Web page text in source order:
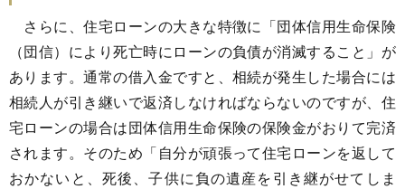
さらに、住宅ローンの大きな特徴に「団体信用生命保険
（団信）により死亡時にローンの負債が消滅すること」が
あります。通常の借入金ですと、相続が発生した場合には
相続人が引き継いで返済しなければならないのですが、住
宅ローンの場合は団体信用生命保険の保険金がおりて完済
されます。そのため「自分が頑張って住宅ローンを返して
おかないと、死後、子供に負の遺産を引き継がせてしま